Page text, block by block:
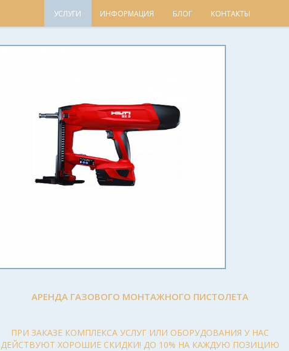
УСЛУГИ ИНФОРМАЦИЯ БЛОГ КОНТАКТЫ
АРЕНДА ГАЗОВОГО МОНТАЖНОГО ПИСТОЛЕТА
ПРИ ЗАКАЗЕ КОМПЛЕКСА УСЛУГ ИЛИ ОБОРУДОВАНИЯ У НАС
ДЕЙСТВУЮТ ХОРОШИЕ СКИДКИ! ДО 10% НА КАЖДУЮ ПОЗИЦИЮ